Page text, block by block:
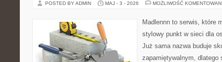
POSTED BY ADMIN MAJ - 3 - 2026 MOŻLIWOŚĆ
Madlennn to serwis, które
stylowy punkt w sieci dla
Już sama nazwa buduje
zapamiętywalnym, dlatego